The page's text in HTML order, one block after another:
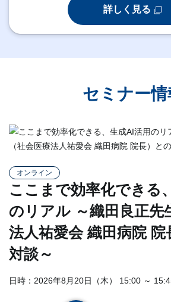
詳しく見る
セミナー情
オンライン
ここまで効率化できる
のリアル ～織田良正先
法人祐愛会 織田病院 院
対談～
日時：2026年8月20日（木） 15:00 ～